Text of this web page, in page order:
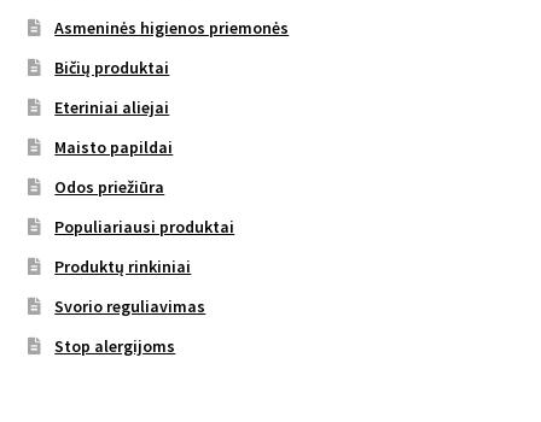
Asmeninės higienos priemonės
Bičių produktai
Eteriniai aliejai
Maisto papildai
Odos priežiūra
Populiariausi produktai
Produktų rinkiniai
Svorio reguliavimas
Stop alergijoms